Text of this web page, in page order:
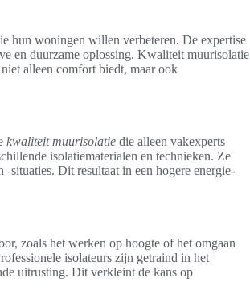
hun woningen willen verbeteren. De expertise
en duurzame oplossing. Kwaliteit muurisolatie
alleen comfort biedt, maar ook
kwaliteit muurisolatie die alleen vakexperts
isolatiematerialen en technieken. Ze
situaties. Dit resultaat in een hogere energie-
zoals het werken op hoogte of het omgaan
isolateurs zijn getraind in het
uitrusting. Dit verkleint de kans op